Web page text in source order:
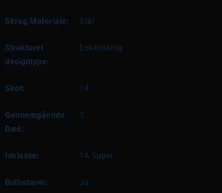
Skrog Materiale: Stål
Strukturel
designtype:
Enkeltskrog
Skot: 14
Gennemgående
Dæk:
7
Isklasse: 1A Super
Bulbstævn: Ja